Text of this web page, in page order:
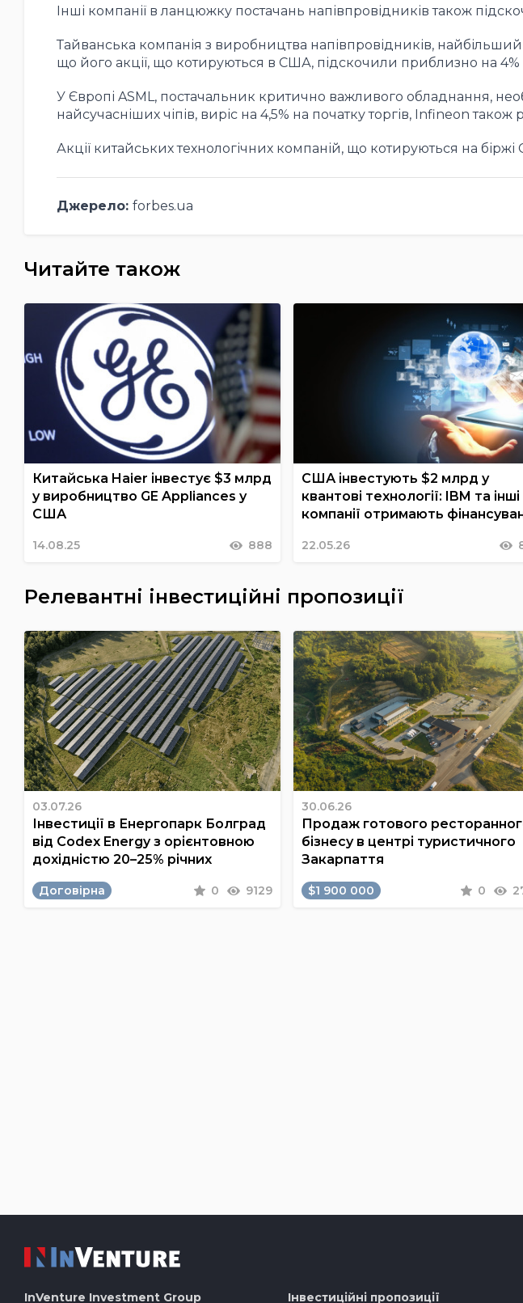
Інші компанії в ланцюжку постачань напівпровідників також
Тайванська компанія з виробництва напівпровідників,
що його акції, що котируються в США, підскочили приблизно на 4%
У Європі ASML, постачальник критично важливого обладнання,
найсучасніших чіпів, виріс на 4,5% на початку торгів, Infineon також
Акції китайських технологічних компаній, що котируються на
Джерело: forbes.ua
Читайте також
Китайська Haier інвестує $3 млрд
у виробництво GE Appliances у
США
14.08.25 888
США інвестують $2 млрд у
квантові технології: IBM та інші
компанії отримають
22.05.26
Релевантні інвестиційні пропозиції
03.07.26
Інвестиції в Енергопарк Болград
від Codex Energy з орієнтовною
дохідністю 20–25% річних
Договірна 0 9129
30.06.26
Продаж готового
бізнесу в центрі туристичного
Закарпаття
$1 900 000 0
InVenture Investment Group Інвестиційні пропозиції